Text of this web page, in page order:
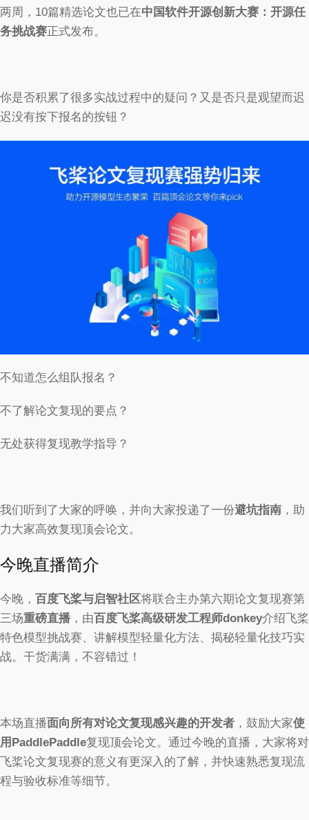
两周，10篇精选论文也已在中国软件开源创新大赛：开源任
务挑战赛正式发布。
你是否积累了很多实战过程中的疑问？又是否只是观望而迟
迟没有按下报名的按钮？
不知道怎么组队报名？
不了解论文复现的要点？
无处获得复现教学指导？
我们听到了大家的呼唤，并向大家投递了一份避坑指南 ，助
力大家高效复现顶会论文。
今晚直播简介
今晚， 百度飞桨与启智社区将联合主办第六期论文复现赛第
三场重磅直播 ，由 百度飞桨高级研发工程师donkey介绍飞桨
特色模型挑战赛、讲解模型轻量化方法、揭秘轻量化技巧实
战。干货满满，不容错过！
本场直播面向所有对论文复现感兴趣的开发者 ，鼓励大家使
用PaddlePaddle复现顶会论文。通过今晚的直播，大家将对
飞桨论文复现赛的意义有更深入的了解，并快速熟悉复现流
程与验收标准等细节。